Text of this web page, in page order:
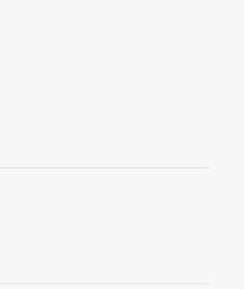
på entréplan
på loftet
mikrovågsugn